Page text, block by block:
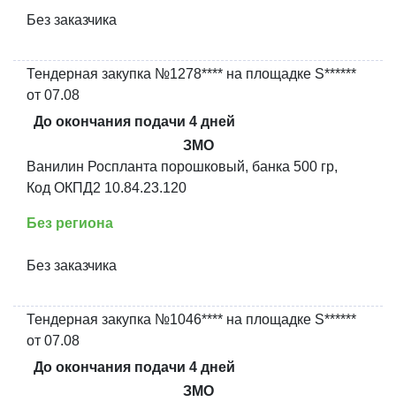
Без заказчика
Тендерная закупка №1278**** на площадке S******
от 07.08
До окончания подачи 4 дней
ЗМО
Ванилин Роспланта порошковый, банка 500 гр,
Код ОКПД2 10.84.23.120
Без региона
Без заказчика
Тендерная закупка №1046**** на площадке S******
от 07.08
До окончания подачи 4 дней
ЗМО